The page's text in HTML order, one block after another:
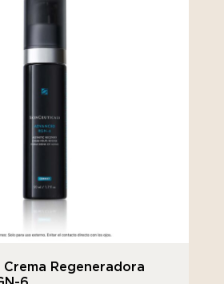
Crema Regeneradora